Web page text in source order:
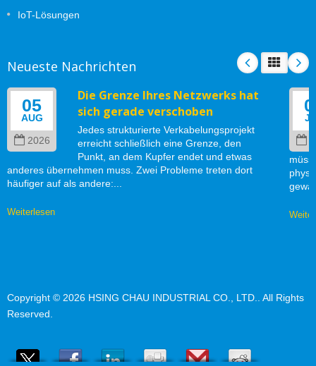
IoT-Lösungen
Neueste Nachrichten
05
AUG
2026
Die Grenze Ihres Netzwerks hat
sich gerade verschoben
Jedes strukturierte Verkabelungsprojekt
erreicht schließlich eine Grenze, den
Punkt, an dem Kupfer endet und etwas
anderes übernehmen muss. Zwei Probleme treten dort
häufiger auf als andere:...
Weiterlesen
Copyright © 2026 HSING CHAU INDUSTRIAL CO., LTD.
. All Rights
Reserved.